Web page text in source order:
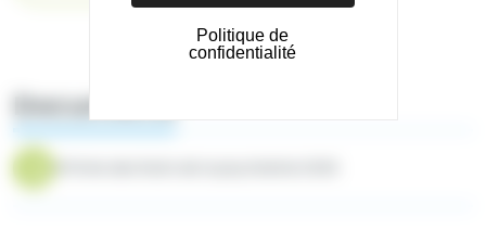
Documents
Politique de
confidentialité